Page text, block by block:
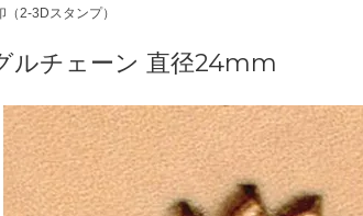
（2-3Dスタンプ）
ルチェーン 直径24mm